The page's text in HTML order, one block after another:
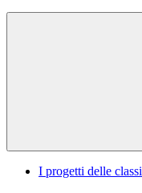
I progetti delle classi